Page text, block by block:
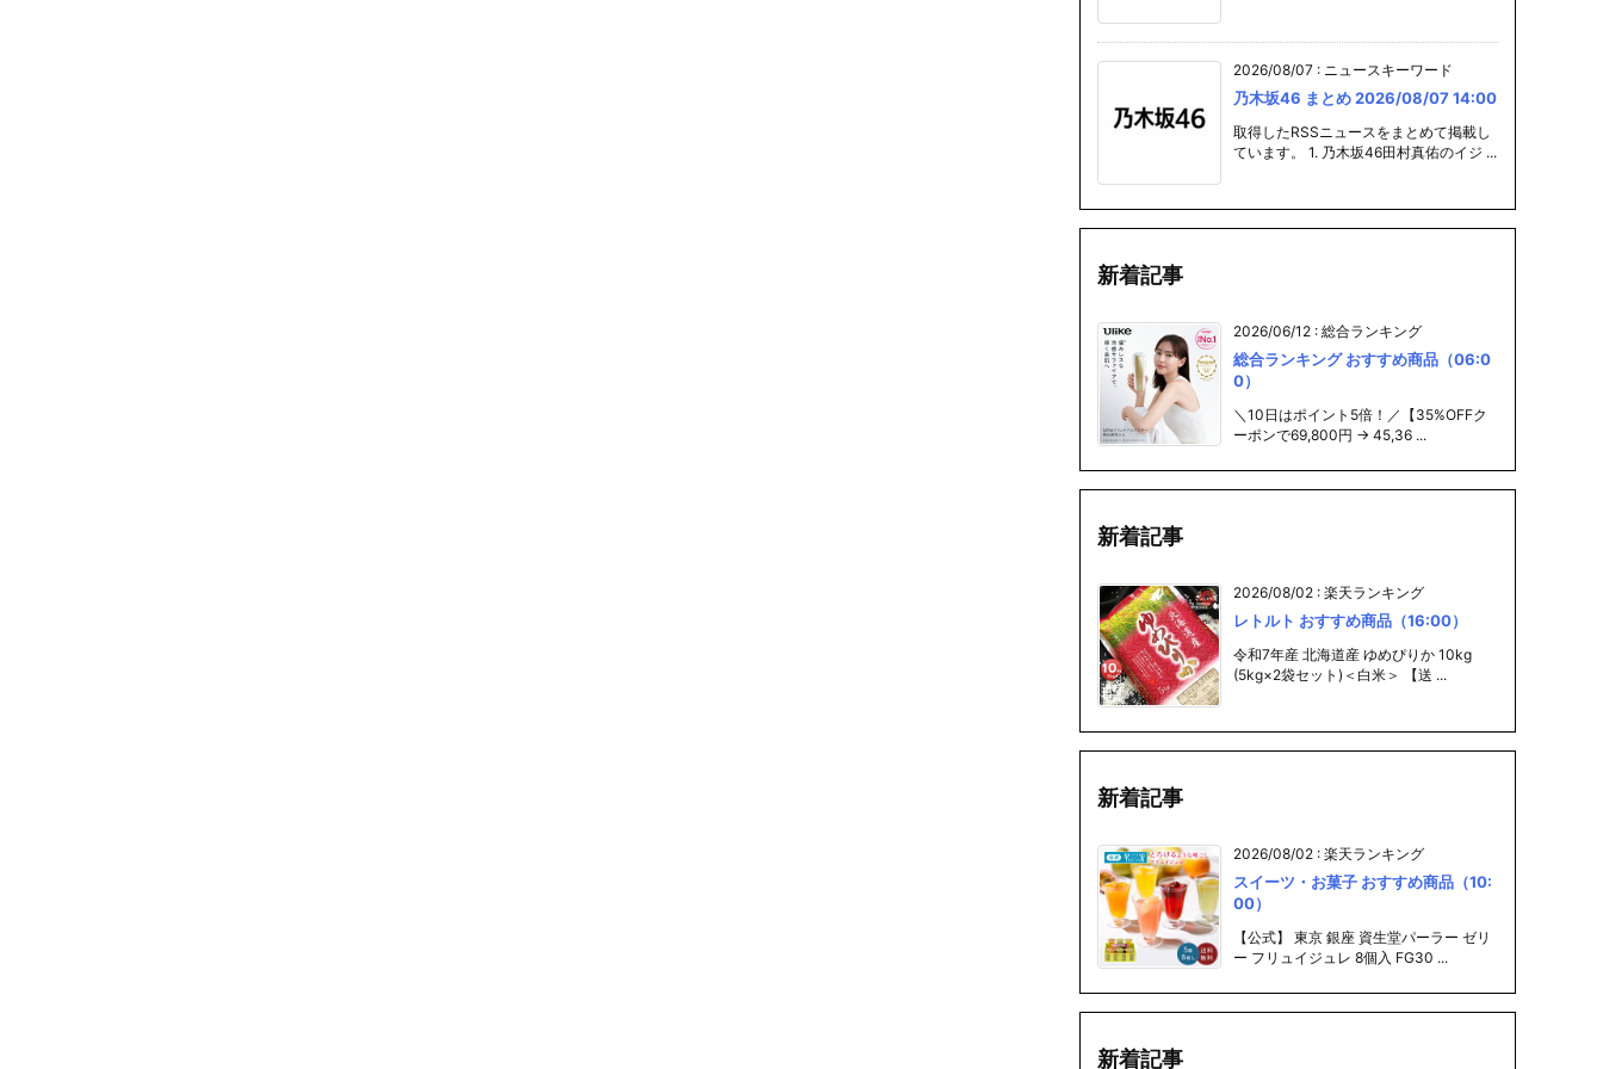
2026/08/07 : ニュースキーワード
乃木坂46 まとめ 2026/08/07 14:00
取得したRSSニュースをまとめて掲載し
ています。 1. 乃木坂46田村真佑のイジ ...
新着記事
2026/06/12 : 総合ランキング
総合ランキング おすすめ商品（06:0
0）
＼10日はポイント5倍！／【35%OFFク
ーポンで69,800円 → 45,36 ...
新着記事
2026/08/02 : 楽天ランキング
レトルト おすすめ商品（16:00）
令和7年産 北海道産 ゆめぴりか 10kg
(5kg×2袋セット)＜白米＞ 【送 ...
新着記事
2026/08/02 : 楽天ランキング
スイーツ・お菓子 おすすめ商品（10:
00）
【公式】 東京 銀座 資生堂パーラー ゼリ
ー フリュイジュレ 8個入 FG30 ...
新着記事